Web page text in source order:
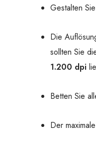
Gestalten
Die
sollten Sie
1.200 dpi
Betten Sie
Der maximale